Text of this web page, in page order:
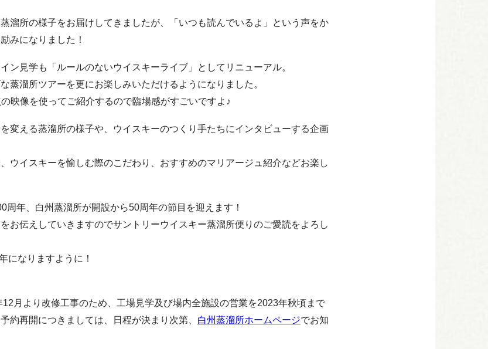
溜所の様子をお届けしてきましたが、「いつも読んでいるよ」という声をか
みになりました！
ン見学も「ルールのないウイスキーライブ」としてリニューアル。
蒸溜所ツアーを更にお楽しみいただけるようになりました。
映像を使ってご紹介するので臨場感がすごいですよ♪
変える蒸溜所の様子や、ウイスキーのつくり手たちにインタビューする企画
ウイスキーを愉しむ際のこだわり、おすすめのマリアージュ紹介などお楽し
周年、白州蒸溜所が開設から50周年の節目を迎えます！
お伝えしていきますのでサントリーウイスキー蒸溜所便りのご愛読をよろし
になりますように！
12月より改修工事のため、工場見学及び場内全施設の営業を2023年秋頃まで
約再開につきましては、日程が決まり次第、 白州蒸溜所ホームページでお知